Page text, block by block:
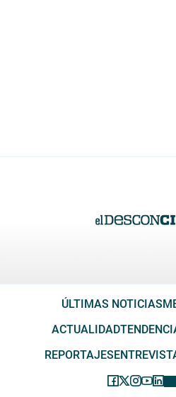
ÚLTIMAS NOTICIAS
ACTUALIDAD
REPORTAJES